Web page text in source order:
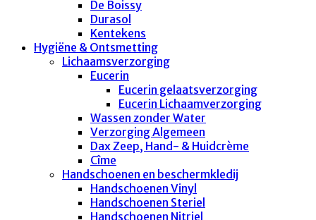
De Boissy
Durasol
Kentekens
Hygiëne & Ontsmetting
Lichaamsverzorging
Eucerin
Eucerin gelaatsverzorging
Eucerin Lichaamverzorging
Wassen zonder Water
Verzorging Algemeen
Dax Zeep, Hand- & Huidcrème
Cîme
Handschoenen en beschermkledij
Handschoenen Vinyl
Handschoenen Steriel
Handschoenen Nitriel